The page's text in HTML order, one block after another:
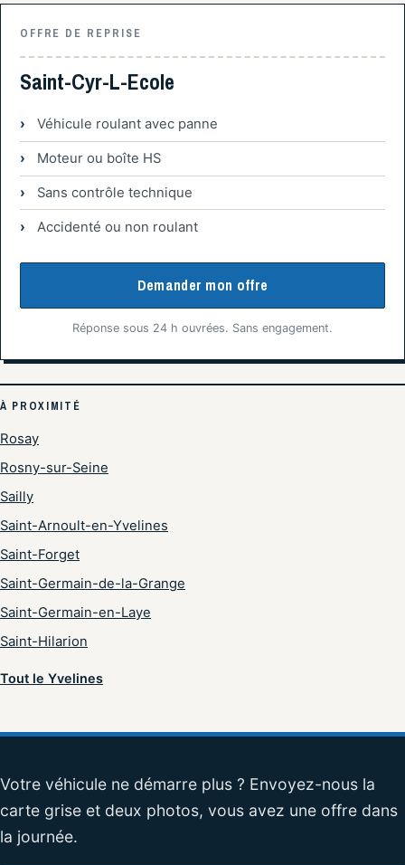
OFFRE DE REPRISE
Saint-Cyr-L-Ecole
Véhicule roulant avec panne
Moteur ou boîte HS
Sans contrôle technique
Accidenté ou non roulant
Demander mon offre
Réponse sous 24 h ouvrées. Sans engagement.
À PROXIMITÉ
Rosay
Rosny-sur-Seine
Sailly
Saint-Arnoult-en-Yvelines
Saint-Forget
Saint-Germain-de-la-Grange
Saint-Germain-en-Laye
Saint-Hilarion
Tout le Yvelines
Votre véhicule ne démarre plus ? Envoyez-nous la
carte grise et deux photos, vous avez une offre dans
la journée.